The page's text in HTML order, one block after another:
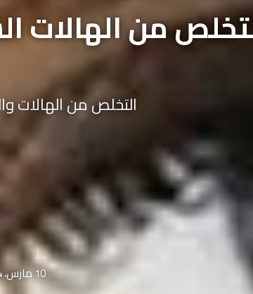
من الهالات
التخلص من الهالات
10 مارس، 2024